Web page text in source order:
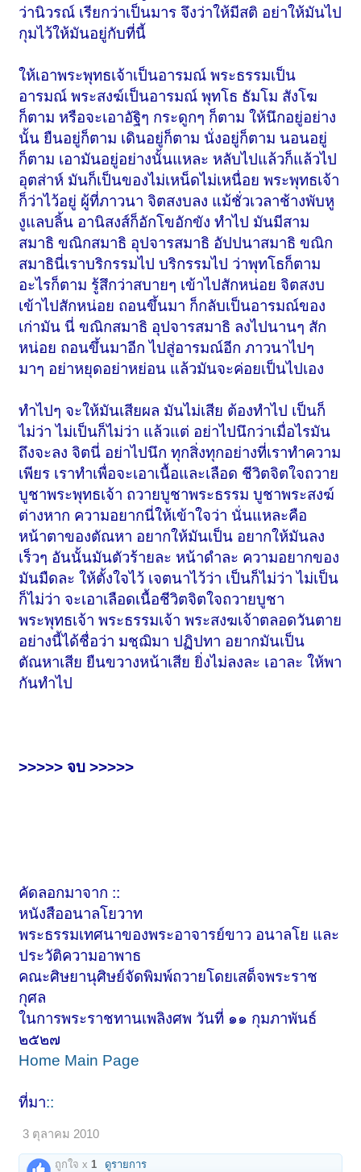
ว่านิวรณ์ เรียกว่าเป็นมาร จึงว่าให้มีสติ อย่าให้มันไป
กุมไว้ให้มันอยู่กับที่นี้
ให้เอาพระพุทธเจ้าเป็นอารมณ์ พระธรรมเป็น
อารมณ์ พระสงฆ์เป็นอารมณ์ พุทโธ ธัมโม สังโฆ
ก็ตาม หรือจะเอาอัฐิๆ กระดูกๆ ก็ตาม ให้นึกอยู่อย่าง
นั้น ยืนอยู่ก็ตาม เดินอยู่ก็ตาม นั่งอยู่ก็ตาม นอนอยู่
ก็ตาม เอามันอยู่อย่างนั้นแหละ หลับไปแล้วก็แล้วไป
อุตส่าห์ มันก็เป็นของไม่เหน็ดไม่เหนื่อย พระพุทธเจ้า
ก็ว่าไว้อยู่ ผู้ที่ภาวนา จิตสงบลง แม้ชั่วเวลาช้างพับหู
งูแลบลิ้น อานิสงส์ก็อักโขอักขัง ทำไป มันมีสาม
สมาธิ ขณิกสมาธิ อุปจารสมาธิ อัปปนาสมาธิ ขณิก
สมาธินี่เราบริกรรมไป บริกรรมไป ว่าพุทโธก็ตาม
อะไรก็ตาม รู้สึกว่าสบายๆ เข้าไปสักหน่อย จิตสงบ
เข้าไปสักหน่อย ถอนขึ้นมา ก็กลับเป็นอารมณ์ของ
เก่ามัน นี่ ขณิกสมาธิ อุปจารสมาธิ ลงไปนานๆ สัก
หน่อย ถอนขึ้นมาอีก ไปสู่อารมณ์อีก ภาวนาไปๆ
มาๆ อย่าหยุดอย่าหย่อน แล้วมันจะค่อยเป็นไปเอง
ทำไปๆ จะให้มันเสียผล มันไม่เสีย ต้องทำไป เป็นก็
ไม่ว่า ไม่เป็นก็ไม่ว่า แล้วแต่ อย่าไปนึกว่าเมื่อไรมัน
ถึงจะลง จิตนี่ อย่าไปนึก ทุกสิ่งทุกอย่างที่เราทำความ
เพียร เราทำเพื่อจะเอาเนื้อและเลือด ชีวิตจิตใจถวาย
บูชาพระพุทธเจ้า ถวายบูชาพระธรรม บูชาพระสงฆ์
ต่างหาก ความอยากนี่ให้เข้าใจว่า นั่นแหละคือ
หน้าตาของตัณหา อยากให้มันเป็น อยากให้มันลง
เร็วๆ อันนั้นมันตัวร้ายละ หน้าดำละ ความอยากของ
มันมืดละ ให้ตั้งใจไว้ เจตนาไว้ว่า เป็นก็ไม่ว่า ไม่เป็น
ก็ไม่ว่า จะเอาเลือดเนื้อชีวิตจิตใจถวายบูชา
พระพุทธเจ้า พระธรรมเจ้า พระสงฆเจ้าตลอดวันตาย
อย่างนี้ได้ชื่อว่า มชฺฌิมา ปฏิปทา อยากมันเป็น
ตัณหาเสีย ยืนขวางหน้าเสีย ยิ่งไม่ลงละ เอาละ ให้พา
กันทำไป
>>>>> จบ >>>>>
คัดลอกมาจาก ::
หนังสืออนาลโยวาท
พระธรรมเทศนาของพระอาจารย์ขาว อนาลโย และ
ประวัติความอาพาธ
คณะศิษยานุศิษย์จัดพิมพ์ถวายโดยเสด็จพระราช
กุศล
ในการพระราชทานเพลิงศพ วันที่ ๑๑ กุมภาพันธ์
๒๕๒๗
Home Main Page
ที่มา::
3 ตุลาคม 2010
ถูกใจ x1 ดูรายการ